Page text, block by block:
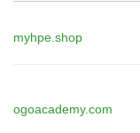
myhpe.shop
ogoacademy.com